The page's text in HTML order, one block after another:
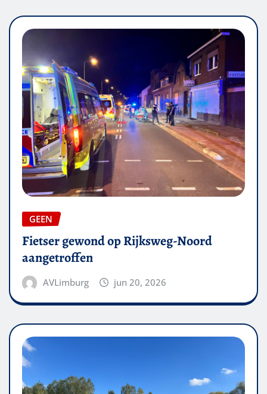
GEEN
Fietser gewond op Rijksweg-Noord
aangetroffen
AVLimburg jun 20, 2026